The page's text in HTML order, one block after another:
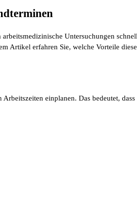
Untersuchungen
Artikel erfahren Sie, welche Vorteile
einplanen. Das bedeutet,